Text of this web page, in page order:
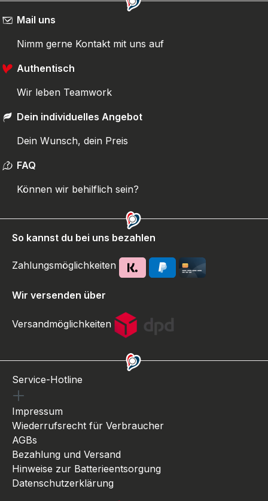
Mail uns
Nimm gerne Kontakt mit uns auf
Authentisch
Wir leben Teamwork
Dein individuelles Angebot
Dein Wunsch, dein Preis
FAQ
Können wir behilflich sein?
So kannst du bei uns bezahlen
Zahlungsmöglichkeiten
Wir versenden über
Versandmöglichkeiten
Service-Hotline
Impressum
Wiederrufsrecht für Verbraucher
AGBs
Bezahlung und Versand
Hinweise zur Batterieentsorgung
Datenschutzerklärung